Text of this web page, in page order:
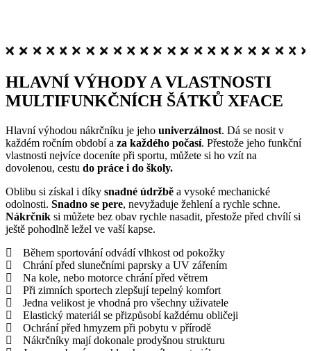
HLAVNÍ VÝHODY A VLASTNOSTI
MULTIFUNKČNÍCH ŠÁTKŮ XFACE
Hlavní výhodou nákrčníku je jeho univerzálnost. Dá se nosit v
každém ročním období a za každého počasí. Přestože jeho funkční
vlastnosti nejvíce doceníte při sportu, můžete si ho vzít na
dovolenou, cestu do práce i do školy.
Oblibu si získal i díky snadné údržbě a vysoké mechanické
odolnosti. Snadno se pere, nevyžaduje žehlení a rychle schne.
Nákrčník si můžete bez obav rychle nasadit, přestože před chvílí si
ještě pohodlně ležel ve vaší kapse.
Během sportování odvádí vlhkost od pokožky
Chrání před slunečními paprsky a UV zářením
Na kole, nebo motorce chrání před větrem
Při zimních sportech zlepšují tepelný komfort
Jedna velikost je vhodná pro všechny uživatele
Elastický materiál se přizpůsobí každému obličeji
Ochrání před hmyzem při pobytu v přírodě
Nákrčníky mají dokonale prodyšnou strukturu